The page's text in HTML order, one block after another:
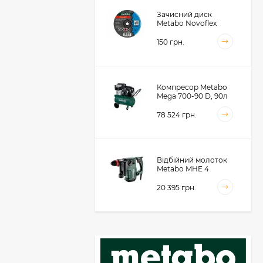
Зачисний диск
Metabo Novoflex
(616468000)
150 грн.
Компресор Metabo
Mega 700-90 D, 90л
78 524 грн.
Відбійний молоток
Metabo MHE 4
20 395 грн.
фрезер для обробки
металевих крайок
Metabo KFMVB 18 LTX
50 104 грн.